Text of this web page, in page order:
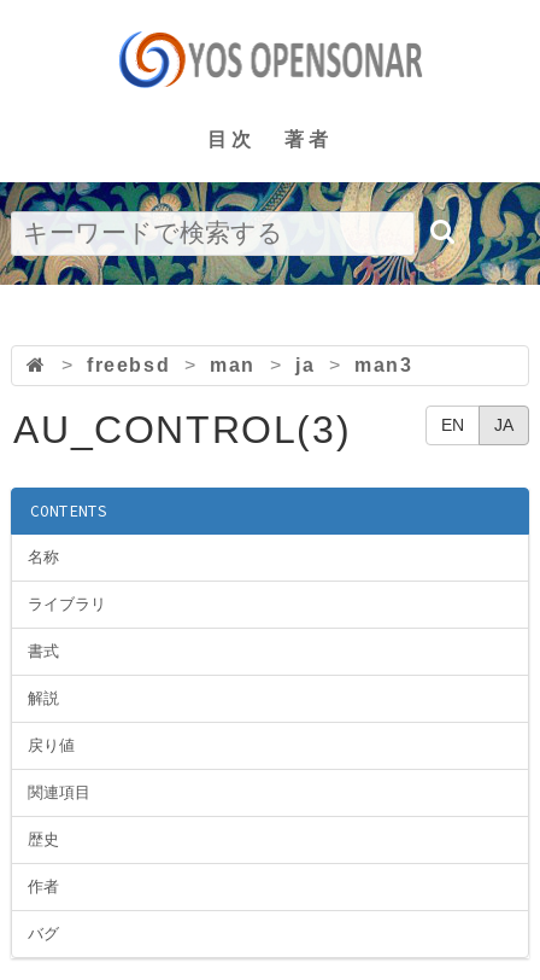
目次 著者
> freebsd > man > ja > man3
EN JA
AU_CONTROL(3)
CONTENTS
名称
ライブラリ
書式
解説
戻り値
関連項目
歴史
作者
バグ